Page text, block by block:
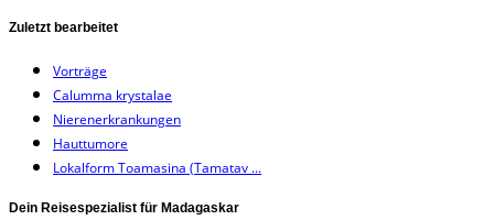
Zuletzt bearbeitet
Vorträge
Calumma krystalae
Nierenerkrankungen
Hauttumore
Lokalform Toamasina (Tamatav ...
Dein Reisespezialist für Madagaskar